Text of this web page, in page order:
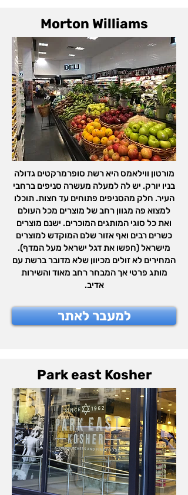
Morton Williams
מורטון ווילאמס היא רשת סופרמרקטים גדולה
בניו יורק. יש לה למעלה מעשרה סניפים ברחבי
העיר. חלק מהסניפים פתוחים עד חצות. תוכלו
למצוא פה מגוון רחב של מוצרים מכל העולם
ואת כל סוגי המותגים המוכרים. ישנם מוצרים
כשרים רבים ואף אזור שלם המוקדש למוצרים
מישראל (חפשו את דגל ישראל מעל המדף).
המחירים לא זולים מכיוון שלא מדובר ברשת עם
מותג פרטי אך המבחר רחב מאוד והשירות
אדיב.
למעבר לאתר
Park east Kosher